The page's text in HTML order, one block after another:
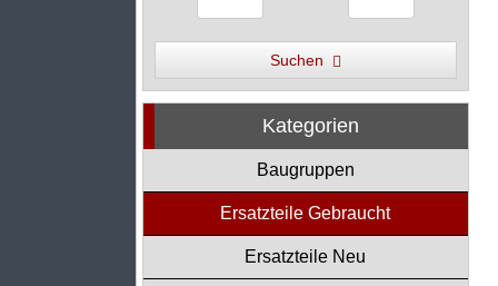
Suchen
Kategorien
Baugruppen
Ersatzteile Gebraucht
Ersatzteile Neu